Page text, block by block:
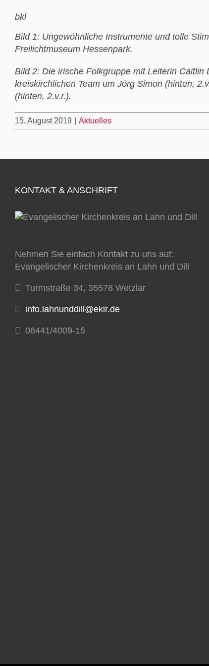
bkl
Bild 1: Ungewöhnliche Instrumente und tolle
Freilichtmuseum Hessenpark.
Bild 2: Die irische Folkgruppe mit Leiterin
kreiskirchlichen Team um Jörg Simon (hinten,
(hinten, 2.v.r.).
15. August 2019 Aktuelles
KONTAKT & ANSCHRIFT
Nehmen Sie einfach Kontakt zu uns auf:
Evangelischer Kirchenkreis an Lahn und Dill
Turmstraße 34, 35578 Wetzlar
info.lahnunddill@ekir.de
06441/4009-15